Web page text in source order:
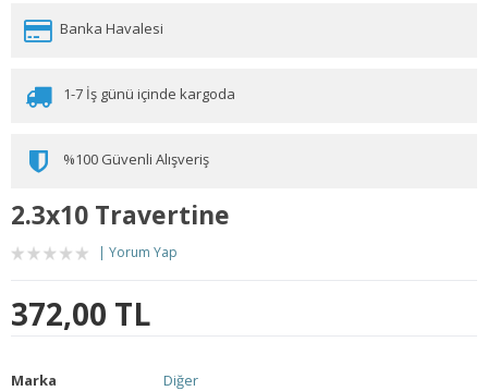
Banka Havalesi
1-7 İş günü içinde kargoda
%100 Güvenli Alışveriş
2.3x10 Travertine
Yorum Yap
372,00 TL
Marka
Diğer